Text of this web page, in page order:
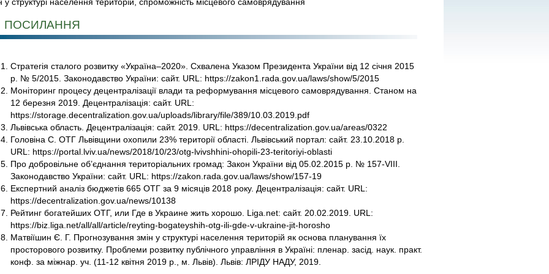
у структурі населення територій, спроможність місцевого самоврядування
ПОСИЛАННЯ
Стратегія сталого розвитку «Україна–2020». Схвалена Указом Президента України від 12 січня 2015
р. № 5/2015. Законодавство України: сайт. URL: https://zakon1.rada.gov.ua/laws/show/5/2015
Моніторинг процесу децентралізації влади та реформування місцевого самоврядування. Станом на
12 березня 2019. Децентралізація: сайт. URL:
https://storage.decentralization.gov.ua/uploads/library/file/389/10.03.2019.pdf
Львівська область. Децентралізація: сайт. 2019. URL: https://decentralization.gov.ua/areas/0322
Головіна С. ОТГ Львівщини охопили 23% території області. Львівський портал: сайт. 23.10.2018 р.
URL: https://portal.lviv.ua/news/2018/10/23/otg-lvivshhini-ohopili-23-teritoriyi-oblasti
Про добровільне об’єднання територіальних громад: Закон України від 05.02.2015 р. № 157-VIII.
Законодавство України: сайт. URL: https://zakon.rada.gov.ua/laws/show/157-19
Експертний аналіз бюджетів 665 ОТГ за 9 місяців 2018 року. Децентралізація: сайт. URL:
https://decentralization.gov.ua/news/10138
Рейтинг богатейших ОТГ, или Где в Украине жить хорошо. Liga.net: сайт. 20.02.2019. URL:
https://biz.liga.net/all/all/article/reyting-bogateyshih-otg-ili-gde-v-ukraine-jit-horosho
Матвіїшин Є. Г. Прогнозування змін у структурі населення територій як основа планування їх
просторового розвитку. Проблеми розвитку публічного управління в Україні: пленар. засід. наук. практ.
конф. за міжнар. уч. (11-12 квітня 2019 р., м. Львів). Львів: ЛРІДУ НАДУ, 2019.